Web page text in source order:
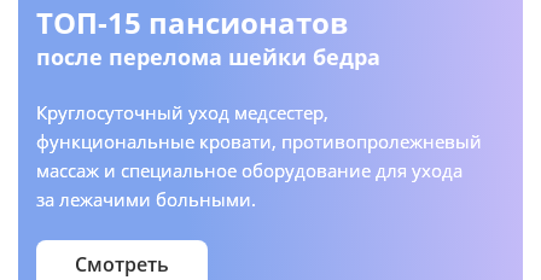
ТОП-15 пансионатов
после перелома шейки бедра
Круглосуточный уход медсестер,
функциональные кровати, противопролежневый
массаж и специальное оборудование для ухода
за лежачими больными.
Смотреть